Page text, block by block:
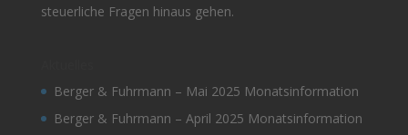
steuerliche Fragen hinaus gehen.
Berger & Fuhrmann – Mai 2025 Monatsinformation
Berger & Fuhrmann – April 2025 Monatsinformation